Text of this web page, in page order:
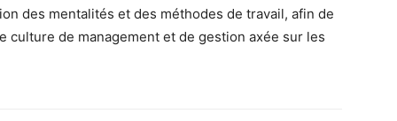
des mentalités et des méthodes de travail, afin de
culture de management et de gestion axée sur les